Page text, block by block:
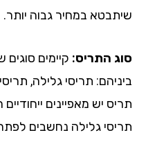
במחיר גבוה יותר.
התריס:קיימים סוגים
תריסי גלילה, תריסי
יש מאפיינים ייחודיים
גלילה נחשבים לפתרון